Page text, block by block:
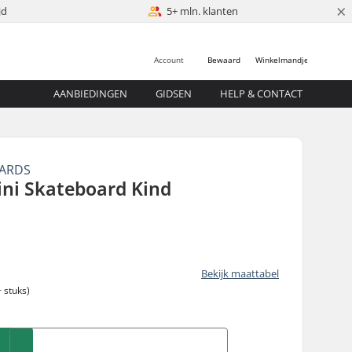
5+ mln. klanten ×
Winkelmandje
Bewaard
Account
AANBIEDINGEN GIDSEN HELP & CONTACT
Skateboard Kind
Bekijk maattabel
stuks)